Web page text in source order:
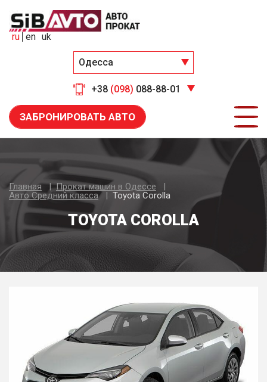
Одесса
+38 (098) 088-88-01
ru en uk
ЗАБРОНИРОВАТЬ АВТО
Главная
Прокат машин в Одессе
Авто Средний класса
Toyota Corolla
TOYOTA COROLLA